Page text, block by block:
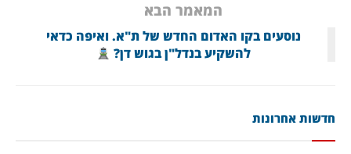
המאמר הבא
נוסעים בקו האדום החדש של ת"א. ואיפה כדאי
להשקיע בנדל"ן בגוש דן?
חדשות אחרונות